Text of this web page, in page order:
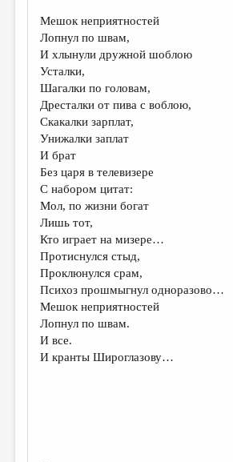
МЕДИА
ВКОНТАКТЕ
Мешок неприятностей
Лопнул по швам,
И хлынули дружной шоблою
Усталки,
Шагалки по головам,
Дресталки от пива с воблою,
Скакалки зарплат,
Унижалки заплат
И брат
Без царя в телевизере
С набором цитат:
Мол, по жизни богат
Лишь тот,
Кто играет на мизере…
Протиснулся стыд,
Проклюнулся срам,
Психоз прошмыгнул одноразово…
Мешок неприятностей
Лопнул по швам.
И все.
И кранты Широглазову…